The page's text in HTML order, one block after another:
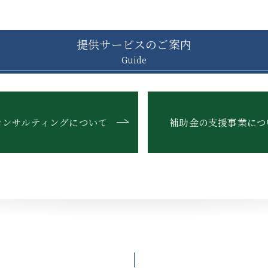
提供サービスのご案内
Guide
サルティングについて 補助金の支援事業に